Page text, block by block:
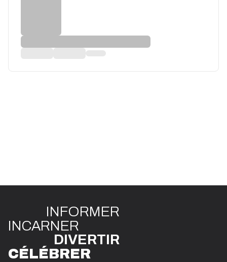
INFORMER
INCARNER
DIVERTIR
CÉLÉBRER